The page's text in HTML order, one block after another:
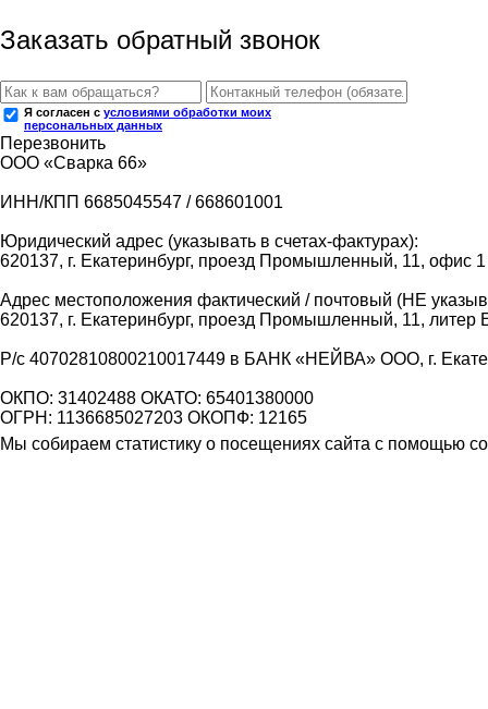
Заказать обратный звонок
Я согласен с условиями обработки моих
персональных данных
Перезвонить
ООО «Сварка 66»
ИНН/КПП 6685045547 / 668601001
Юридический адрес (указывать в счетах-фактурах):
620137, г. Екатеринбург, проезд Промышленный, 11, офис 1
Адрес местоположения фактический / почтовый (НЕ
620137, г. Екатеринбург, проезд Промышленный, 11, литер
Р/с 40702810800210017449 в БАНК «НЕЙВА» ООО, г.
ОКПО: 31402488 ОКАТО: 65401380000
ОГРН: 1136685027203 ОКОПФ: 12165
Мы собираем статистику о посещениях сайта с помощью